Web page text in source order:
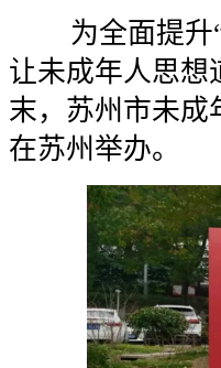
为全面提升“
让未成年人思想
末，苏州市未成
在苏州举办。